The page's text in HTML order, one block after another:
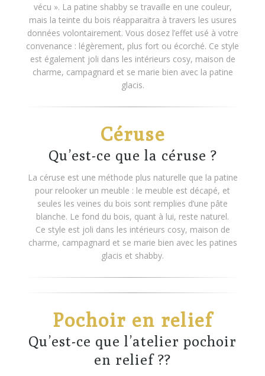
vécu ». La patine shabby se travaille en une couleur,
mais la teinte du bois réapparaitra à travers les usures
données volontairement. Vous dosez l’effet usé à votre
convenance : légèrement, plus fort ou écorché. Ce style
est également joli dans les intérieurs cosy, maison de
charme, campagnard et se marie bien avec la patine
glacis.
Céruse
Qu’est-ce que la céruse ?
La céruse est une méthode plus naturelle que la patine
pour relooker un meuble : le meuble est décapé, et
seules les veines du bois sont remplies d’une pâte
blanche. Le fond du bois, quant à lui, reste naturel.
Ce style est joli dans les intérieurs cosy, maison de
charme, campagnard et se marie bien avec les patines
glacis et shabby.
Pochoir en relief
Qu’est-ce que l’atelier pochoir
en relief ??